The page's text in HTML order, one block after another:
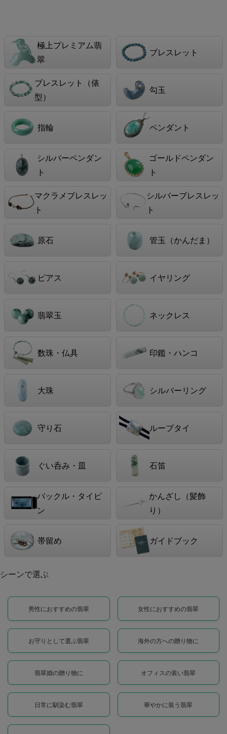
極上プレミアム翡
翠
ブレスレット
ブレスレット（俵
型）
勾玉
指輪 ペンダント
シルバーペンダン
ト
ゴールドペンダン
ト
マクラメブレスレッ
ト
シルバーブレスレッ
ト
原石 管玉（かんだま）
ピアス イヤリング
翡翠玉 ネックレス
数珠・仏具 印鑑・ハンコ
大珠 シルバーリング
守り石 ループタイ
ぐい呑み・皿 石笛
バックル・タイピ
ン
かんざし（髪飾
り）
帯留め ガイドブック
シーンで選ぶ
男性におすすめの翡翠 女性におすすめの翡翠
お守りとして選ぶ翡翠 海外の方への贈り物に
翡翠婚の贈り物に オフィスの装い翡翠
日常に馴染む翡翠 華やかに装う翡翠